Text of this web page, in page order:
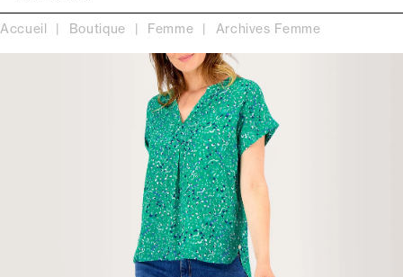
Accueil Boutique Femme Archives Femme